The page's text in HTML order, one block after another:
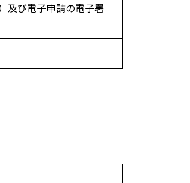
及び電子申請の電子署